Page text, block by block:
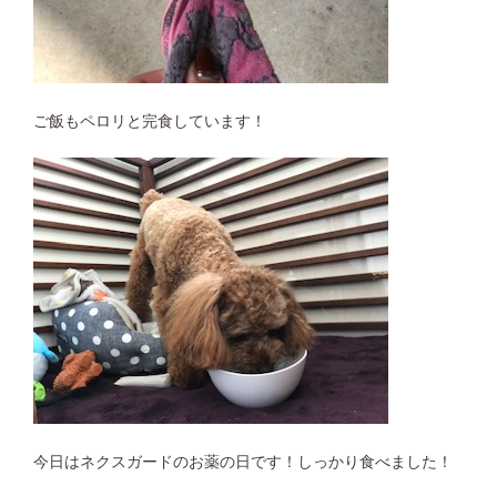
ご飯もペロリと完食しています！
今日はネクスガードのお薬の日です！しっかり食べました！